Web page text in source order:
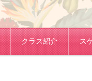
クラス紹介 ス